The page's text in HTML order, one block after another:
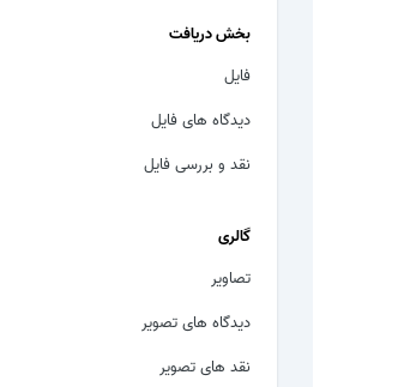
بخش دریافت
فایل
دیدگاه های فایل
نقد و بررسی فایل
گالری
تصاویر
دیدگاه های تصویر
نقد های تصویر